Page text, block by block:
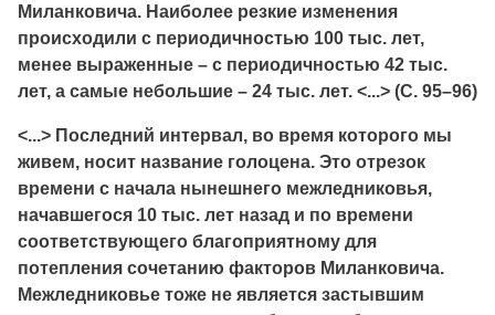
Миланковича. Наиболее резкие изменения
происходили с периодичностью 100 тыс. лет,
менее выраженные – с периодичностью 42 тыс.
лет, а самые небольшие – 24 тыс. лет. <...> (С. 95–96)
<...> Последний интервал, во время которого мы
живем, носит название голоцена. Это отрезок
времени с начала нынешнего межледниковья,
начавшегося 10 тыс. лет назад и по времени
соответствующего благоприятному для
потепления сочетанию факторов Миланковича.
Межледниковье тоже не является застывшим